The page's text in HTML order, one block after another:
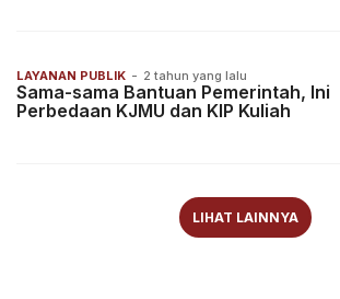
LAYANAN PUBLIK - 2 tahun yang lalu
Sama-sama Bantuan Pemerintah, Ini
Perbedaan KJMU dan KIP Kuliah
LIHAT LAINNYA